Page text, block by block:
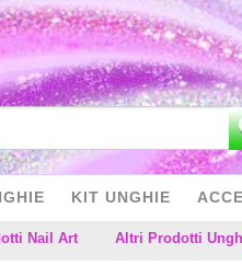
Nail Art Altri Prodotti
KIT UNGHIE